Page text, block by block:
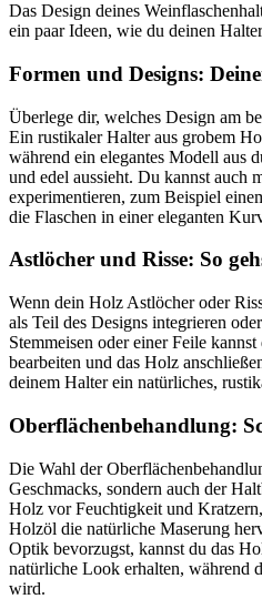
Das Design deines
ein paar Ideen, wie du deinen
Formen und Designs:
Überlege dir, welches Design am
Ein rustikaler Halter aus grobem
während ein elegantes Modell aus
und edel aussieht. Du kannst auch
experimentieren, zum Beispiel
die Flaschen in einer eleganten
Astlöcher und Risse: So
Wenn dein Holz Astlöcher oder
als Teil des Designs integrieren
Stemmeisen oder einer Feile
bearbeiten und das Holz
deinem Halter ein natürliches,
Oberflächenbehandlung:
Die Wahl der
Geschmacks, sondern auch der
Holz vor Feuchtigkeit und
Holzöl die natürliche Maserung
Optik bevorzugst, kannst du das
natürliche Look erhalten, während
wird.